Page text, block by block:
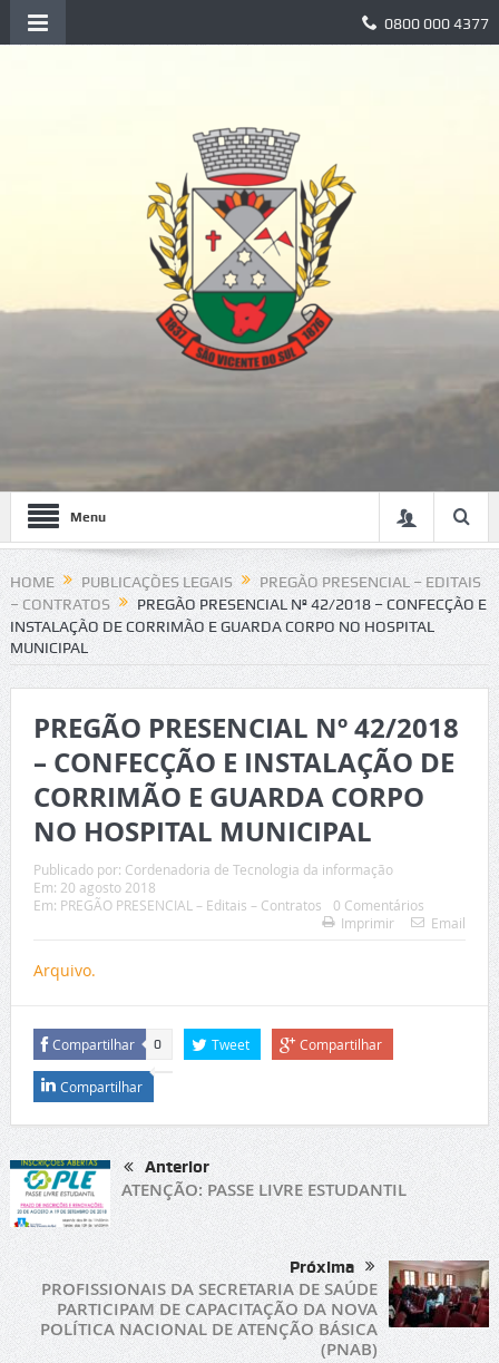
0800 000 4377
Menu
HOME PUBLICAÇÕES LEGAIS
PREGÃO PRESENCIAL – EDITAIS
– CONTRATOS
PREGÃO PRESENCIAL Nº 42/2018 – CONFECÇÃO E
INSTALAÇÃO DE CORRIMÃO E GUARDA CORPO NO HOSPITAL
MUNICIPAL
PREGÃO PRESENCIAL Nº 42/2018
– CONFECÇÃO E INSTALAÇÃO DE
CORRIMÃO E GUARDA CORPO
NO HOSPITAL MUNICIPAL
Publicado por: Cordenadoria de Tecnologia da informação
Em: 20 agosto 2018
Em: PREGÃO PRESENCIAL – Editais – Contratos
0 Comentários
Imprimir
Email
Arquivo.
Compartilhar 0 Tweet Compartilhar
Compartilhar
Anterior
ATENÇÃO: PASSE LIVRE ESTUDANTIL
Próxima
PROFISSIONAIS DA SECRETARIA DE SAÚDE
PARTICIPAM DE CAPACITAÇÃO DA NOVA
POLÍTICA NACIONAL DE ATENÇÃO BÁSICA
(PNAB)